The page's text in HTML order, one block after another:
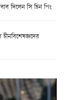
দিলেন সি চিন পিং